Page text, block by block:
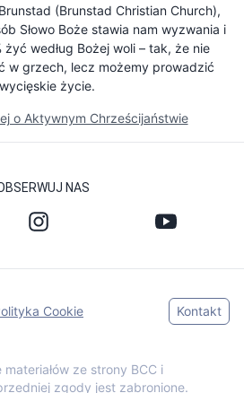
(Brunstad Christian Church),
Słowo Boże stawia nam wyzwania i
według Bożej woli – tak, że nie
w grzech, lecz możemy prowadzić
życie.
o Aktywnym Chrześcijaństwie
NAS
ze strony BCC i
zgody jest zabronione.
Cookie Kontakt